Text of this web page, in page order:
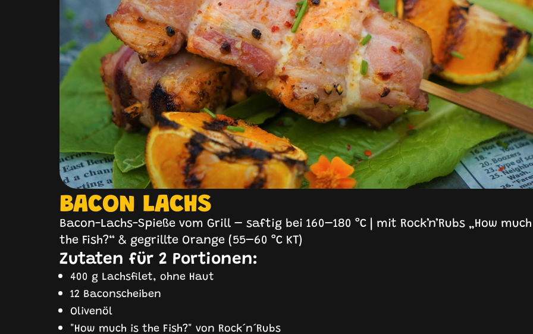
BACON LACHS
Bacon-Lachs-Spieße vom Grill – saftig bei 160–180 °C | mit Rock’n’Rubs „How
the Fish?“ & gegrillte Orange (55–60 °C KT)
Zutaten für 2 Portionen:
400 g Lachsfilet, ohne Haut
12 Baconscheiben
Olivenöl
"How much is the Fish?" von Rock´n´Rubs